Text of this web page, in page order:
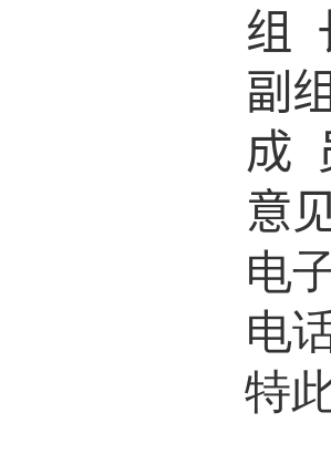
组
副
成
意
电
电
特